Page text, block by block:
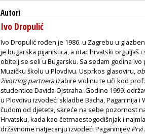
Autori
Ivo Dropulić
Ivo Dropulić rođen je 1986. u Zagrebu u
je bugarska pijanistica, a otac hrvatski orguljaš i
obitelj se seli u Bugarsku. Sa sedam godina
Muzičku školu u Plovdivu. Usprkos glasoviru,
životnog partneraizabire violinu te uči kod
studentice Davida Ojstraha. Godine 1999.
u Plovdivu izvodeći skladbe Bacha, Paganinija i
čudom od djeteta, skreće na sebe pozornost
Hrvatsku, kada kao četrnaestogodišnjak i
državnome natjecanju izvodeći PaganinijevPrvi